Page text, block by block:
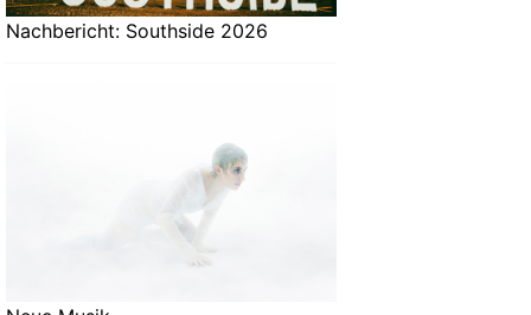
Nachbericht: Southside 2026